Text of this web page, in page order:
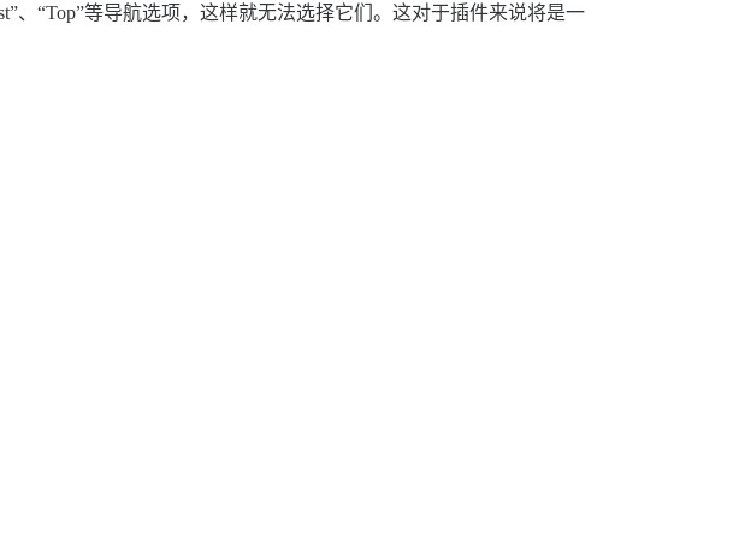
、“Top”等导航选项，这样就无法选择它们。这对于插件来说将是一